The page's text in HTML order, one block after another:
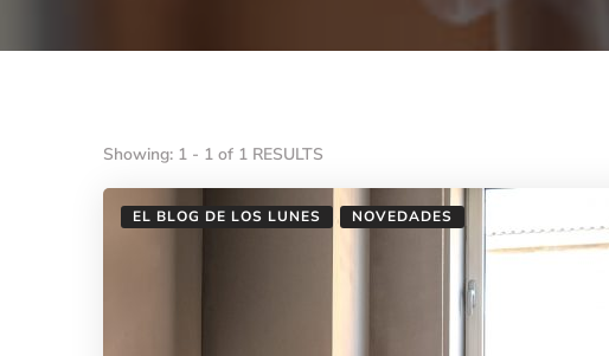
Showing: 1 - 1 of 1 RESULTS
EL BLOG DE LOS LUNES NOVEDADES